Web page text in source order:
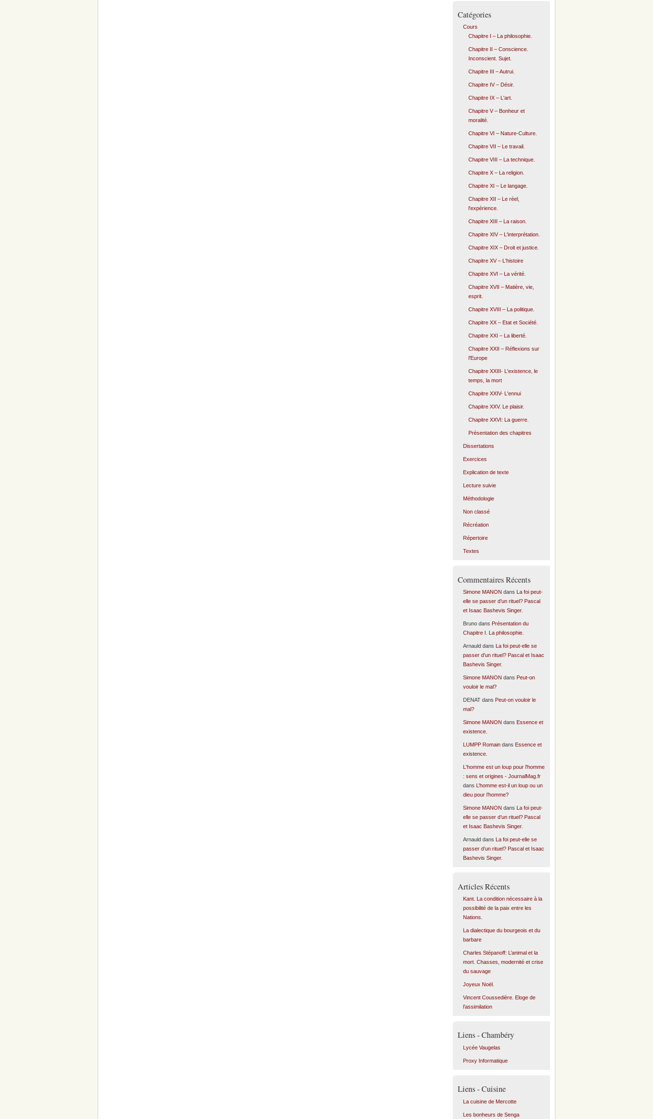
Catégories
Cours
Chapitre I – La philosophie.
Chapitre II – Conscience.
Inconscient. Sujet.
Chapitre III – Autrui.
Chapitre IV – Désir.
Chapitre IX – L'art.
Chapitre V – Bonheur et
moralité.
Chapitre VI – Nature-Culture.
Chapitre VII – Le travail.
Chapitre VIII – La technique.
Chapitre X – La religion.
Chapitre XI – Le langage.
Chapitre XII – Le réel,
l'expérience.
Chapitre XIII – La raison.
Chapitre XIV – L'interprétation.
Chapitre XIX – Droit et justice.
Chapitre XV – L'histoire
Chapitre XVI – La vérité.
Chapitre XVII – Matière, vie,
esprit.
Chapitre XVIII – La politique.
Chapitre XX – Etat et Société.
Chapitre XXI – La liberté.
Chapitre XXII – Réflexions sur
l'Europe
Chapitre XXIII- L'existence, le
temps, la mort
Chapitre XXIV- L'ennui
Chapitre XXV. Le plaisir.
Chapitre XXVI: La guerre.
Présentation des chapitres
Dissertations
Exercices
Explication de texte
Lecture suivie
Méthodologie
Non classé
Récréation
Répertoire
Textes
Commentaires Récents
Simone MANON dans
La foi peut-
elle se passer d’un rituel? Pascal
et Isaac Bashevis Singer.
Brunodans Présentation du
Chapitre I. La philosophie.
Arnauld dans
La foi peut-elle se
passer d’un rituel? Pascal et Isaac
Bashevis Singer.
Simone MANON dans Peut-on
vouloir le mal?
DENATdans Peut-on vouloir le
mal?
Simone MANON dans Essence et
existence.
LUMPP Romaindans Essence et
existence.
L'homme est un loup pour l'homme
: sens et origines - JournalMag.fr
dans
L’homme est-il un loup ou un
dieu pour l’homme?
Simone MANON dans
La foi peut-
elle se passer d’un rituel? Pascal
et Isaac Bashevis Singer.
Arnauld dans
La foi peut-elle se
passer d’un rituel? Pascal et Isaac
Bashevis Singer.
Articles Récents
Kant. La condition nécessaire à la
possibilité de la paix entre les
Nations.
La dialectique du bourgeois et du
barbare
Charles Stépanoff: L’animal et la
mort. Chasses, modernité et crise
du sauvage
Joyeux Noël.
Vincent Coussedière. Eloge de
l’assimilation
Liens - Chambéry
Lycée Vaugelas
Proxy Informatique
Liens - Cuisine
La cuisine de Mercotte
Les bonheurs de Senga